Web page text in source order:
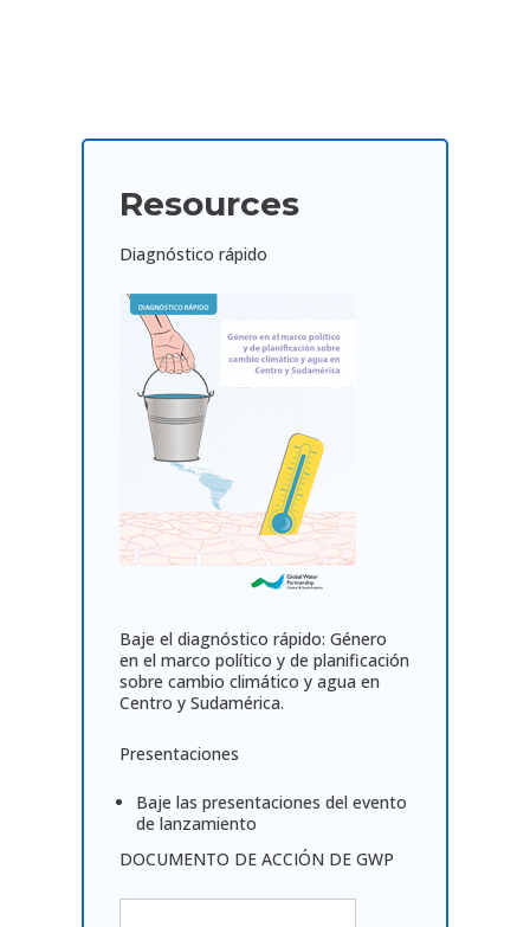
Resources
Diagnóstico rápido
Baje el diagnóstico rápido: Género
en el marco político y de planificación
sobre cambio climático y agua en
Centro y Sudamérica.
Presentaciones
Baje las presentaciones del evento
de lanzamiento
DOCUMENTO DE ACCIÓN DE GWP